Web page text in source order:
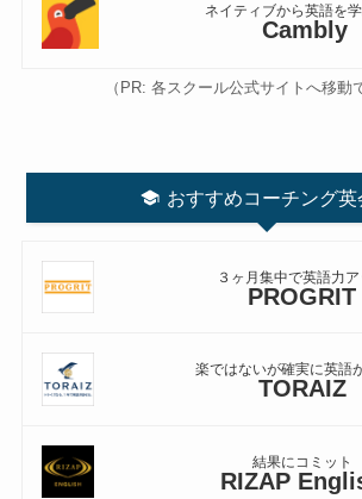
ネイティブから英語を
Cambly
（PR: 各スクール公式サイトへ移動
おすすめコーチング英
３ヶ月集中で英語力
PROGRIT
楽ではないが確実に英語
TORAIZ
結果にコミット
RIZAP